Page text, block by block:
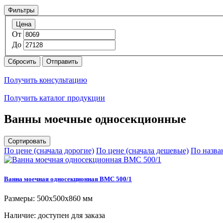
Фильтры
Цена
От
До
Сбросить Отправить
Получить консультацию
Получить каталог продукции
Ванны моечные односекционные
Сортировать
По цене (сначала дорогие) По цене (сначала дешевые) По
Ванна моечная односекционная ВМC 500/1
Размеры: 500x500x860 мм
Наличие: доступен для заказа